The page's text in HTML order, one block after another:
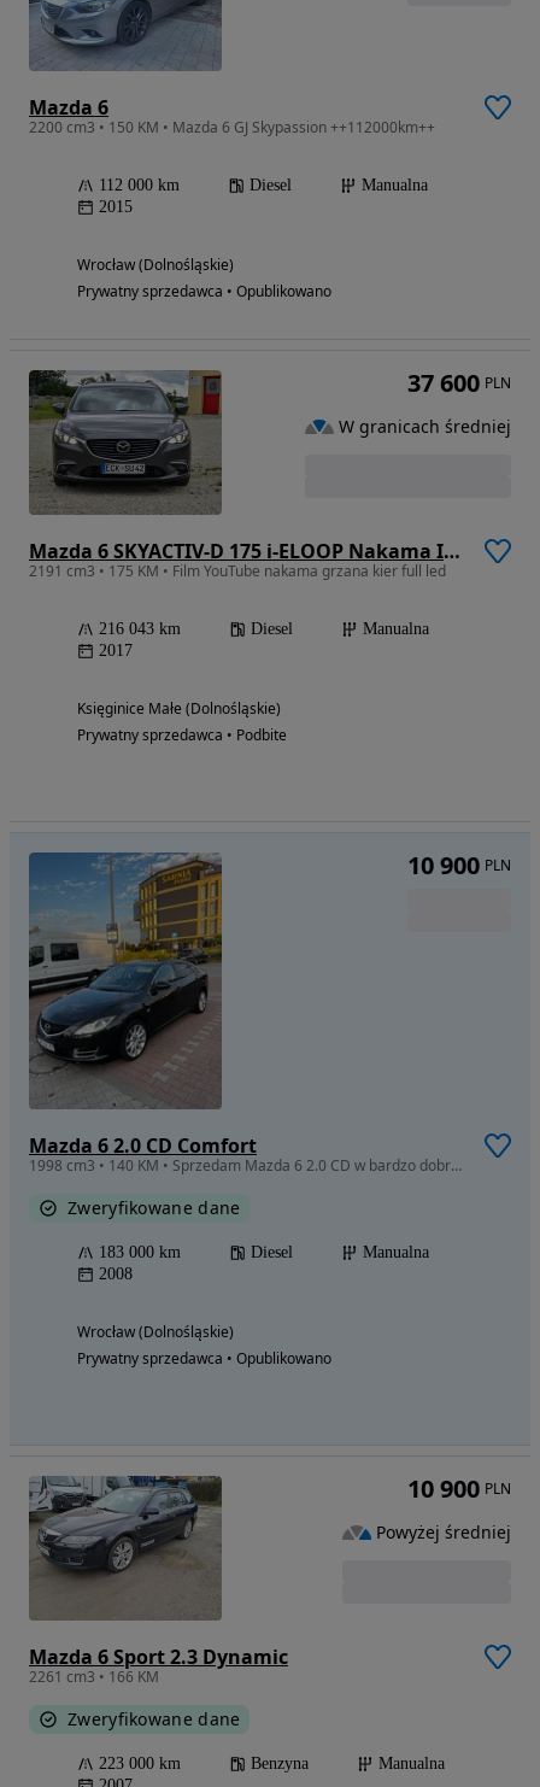
Mazda 6
2200 cm3 • 150 KM • Mazda 6 GJ Skypassion ++112000km++
112 000 km Diesel
Manualna
2015
Wrocław (Dolnośląskie)
Prywatny sprzedawca • Opublikowano
Mazda 6 SKYACTIV-D 175 i-ELOOP Nakama Intense
2191 cm3 • 175 KM • Film YouTube nakama grzana kier full led
216 043 km Diesel
Manualna
2017
Księginice Małe (Dolnośląskie)
Prywatny sprzedawca • Podbite
37 600 PLN
W granicach średniej
Mazda 6 2.0 CD Comfort
1998 cm3 • 140 KM • Sprzedam Mazda 6 2.0 CD w bardzo dobrym stanie
Zweryfikowane dane
183 000 km Diesel
Manualna
2008
Wrocław (Dolnośląskie)
Prywatny sprzedawca • Opublikowano
10 900 PLN
Mazda 6 Sport 2.3 Dynamic
2261 cm3 • 166 KM
Zweryfikowane dane
223 000 km Benzyna
Manualna
10 900 PLN
Powyżej średniej